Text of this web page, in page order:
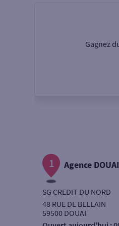
Gagnez
1 Agence DOUAI
SG CREDIT DU NORD
48 RUE DE BELLAIN
59500 DOUAI